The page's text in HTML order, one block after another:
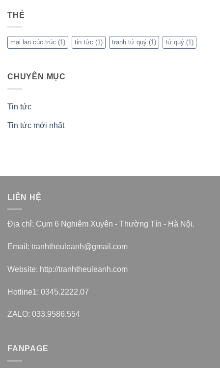
THẺ
mai lan cúc trúc (1) tin tức (1) tranh tứ quý (1) tứ quý (1)
CHUYÊN MỤC
Tin tức
Tin tức mới nhất
LIÊN HỆ
Địa chỉ: Cụm 6 Nghiêm Xuyên - Thường Tín - Hà Nội.
Email: tranhtheuleanh@gmail.com
Website: http://tranhtheuleanh.com
Hotline1: 0345.2222.07
ZALO: 033.9586.554
FANPAGE